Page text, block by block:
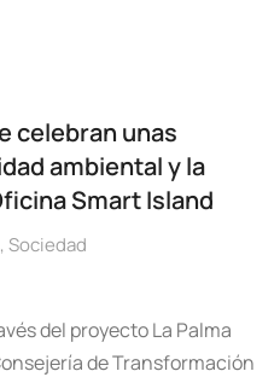
celebran unas
ambiental y la
Smart Island
, Sociedad
del proyecto La Palma
de Transformación